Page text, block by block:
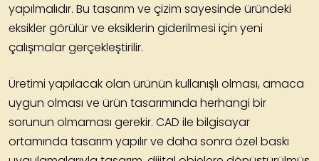
yapılmalıdır. Bu tasarım ve çizim sayesinde üründeki
eksikler görülür ve eksiklerin giderilmesi için yeni
çalışmalar gerçekleştirilir.
Üretimi yapılacak olan ürünün kullanışlı olması, amaca
uygun olması ve ürün tasarımında herhangi bir
sorunun olmaması gerekir. CAD ile bilgisayar
ortamında tasarım yapılır ve daha sonra özel baskı